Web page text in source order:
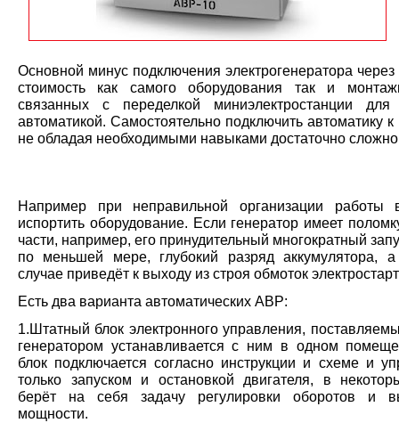
Основной минус подключения электрогенератора
стоимость как самого оборудования так и
связанных с переделкой миниэлектростанции
автоматикой. Самостоятельно подключить автоматику к
не обладая необходимыми навыками достаточно
Например при неправильной организации работы
испортить оборудование. Если генератор имеет
части, например, его принудительный многократный
по меньшей мере, глубокий разряд аккумулятора,
случае приведёт к выходу из строя обмоток
Есть два варианта автоматических АВР:
1.Штатный блок электронного управления,
генератором устанавливается с ним в одном
блок подключается согласно инструкции и схеме и
только запуском и остановкой двигателя, в
берёт на себя задачу регулировки оборотов и
мощности.